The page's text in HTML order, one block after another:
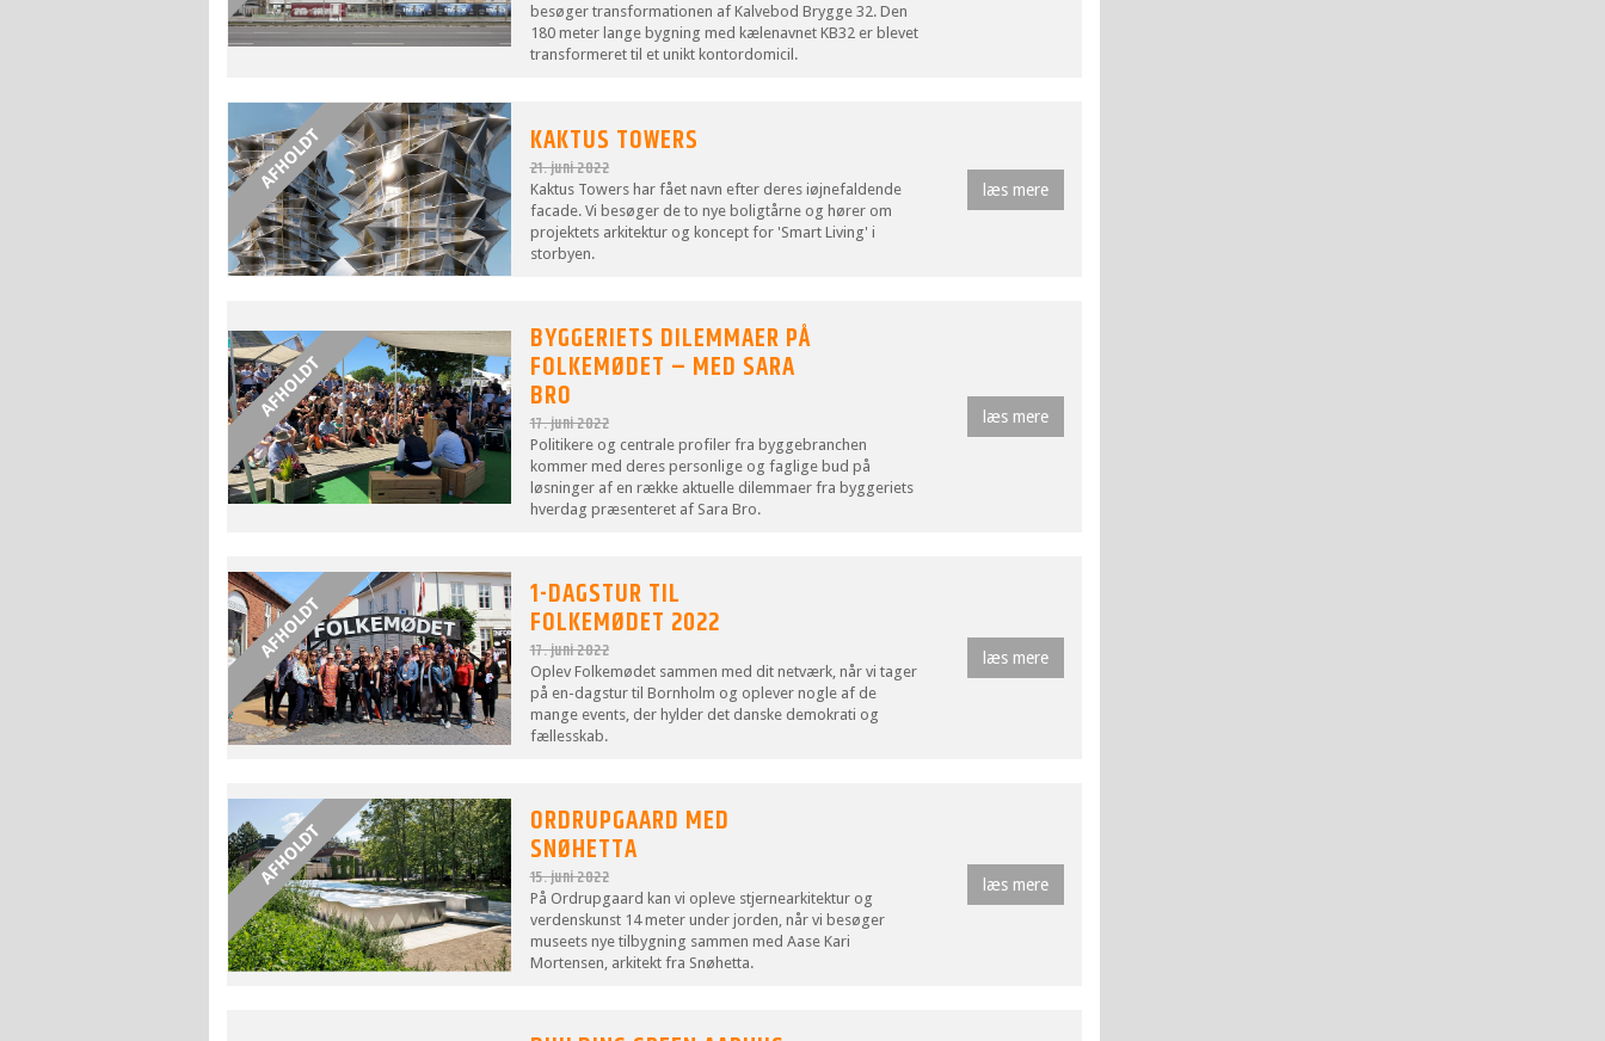
besøger transformationen af Kalvebod Brygge 32. Den
180 meter lange bygning med kælenavnet KB32 er blevet
transformeret til et unikt kontordomicil.
KAKTUS TOWERS
21. juni 2022
Kaktus Towers har fået navn efter deres iøjnefaldende
facade. Vi besøger de to nye boligtårne og hører om
projektets arkitektur og koncept for 'Smart Living' i
storbyen.
læs mere
BYGGERIETS DILEMMAER PÅ
FOLKEMØDET – MED SARA
BRO
17. juni 2022
Politikere og centrale profiler fra byggebranchen
kommer med deres personlige og faglige bud på
løsninger af en række aktuelle dilemmaer fra byggeriets
hverdag præsenteret af Sara Bro.
læs mere
1-DAGSTUR TIL
FOLKEMØDET 2022
17. juni 2022
Oplev Folkemødet sammen med dit netværk, når vi tager
på en-dagstur til Bornholm og oplever nogle af de
mange events, der hylder det danske demokrati og
fællesskab.
læs mere
ORDRUPGAARD MED
SNØHETTA
15. juni 2022
På Ordrupgaard kan vi opleve stjernearkitektur og
verdenskunst 14 meter under jorden, når vi besøger
museets nye tilbygning sammen med Aase Kari
Mortensen, arkitekt fra Snøhetta.
læs mere